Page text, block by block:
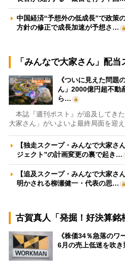
中国経済“予想外の低成長”で政
方針の修正で成長加速が予想さ…
「みんなで大家さん」配
《ついに見えた問題
ん」2000億円超不動
ら…
本誌『週刊ポスト』が追及してき
大家さん」がいよいよ最終局面を迎
【独走スクープ・みんなで大家さ
ジェクト”の計画変更の裏で起き…
【追及スクープ・みんなで大家さ
明かされる柳瀬健一・代表の思…
古賀真人「発掘！好決算銘
《株価34％急落のワ
6月の売上低迷を吹